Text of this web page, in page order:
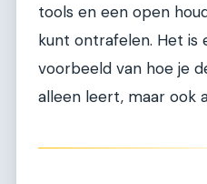
tools en een open
kunt ontrafelen. Het is
voorbeeld van hoe je
alleen leert, maar ook